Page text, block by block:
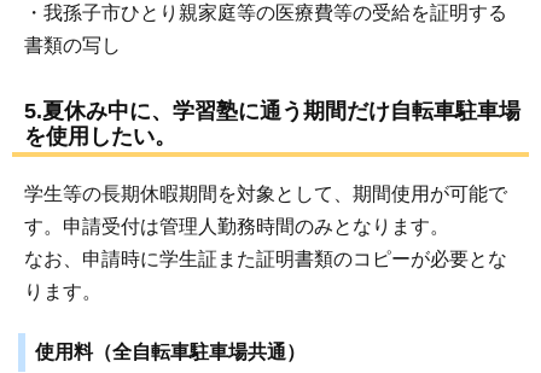
・我孫子市ひとり親家庭等の医療費等の受給を証明する
書類の写し
5.夏休み中に、学習塾に通う期間だけ自転車駐車場
を使用したい。
学生等の長期休暇期間を対象として、期間使用が可能で
す。申請受付は管理人勤務時間のみとなります。
なお、申請時に学生証また証明書類のコピーが必要とな
ります。
使用料（全自転車駐車場共通）